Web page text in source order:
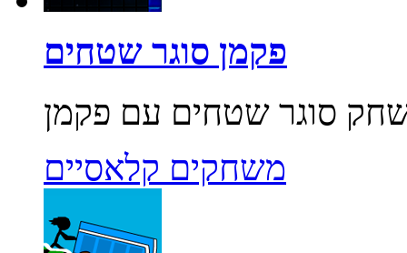
פקמן סוגר שטחים
משחקים קלאסיים